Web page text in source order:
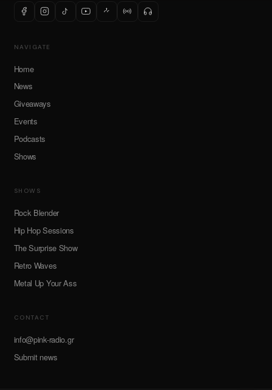
NAVIGATE
Home
News
Giveaways
Events
Podcasts
Shows
SHOWS
Rock Blender
Hip Hop Sessions
The Surprise Show
Retro Waves
Metal Up Your Ass
CONTACT
info@pink-radio.gr
Submit news